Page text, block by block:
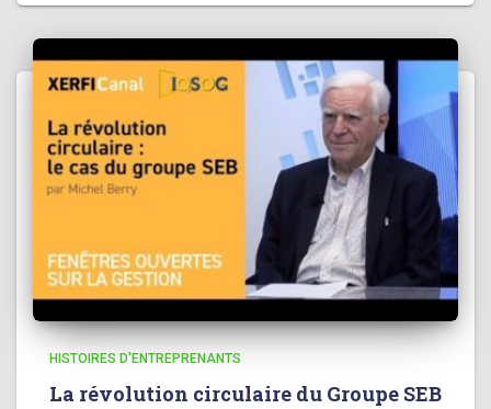
HISTOIRES D'ENTREPRENANTS
La révolution circulaire du Groupe SEB